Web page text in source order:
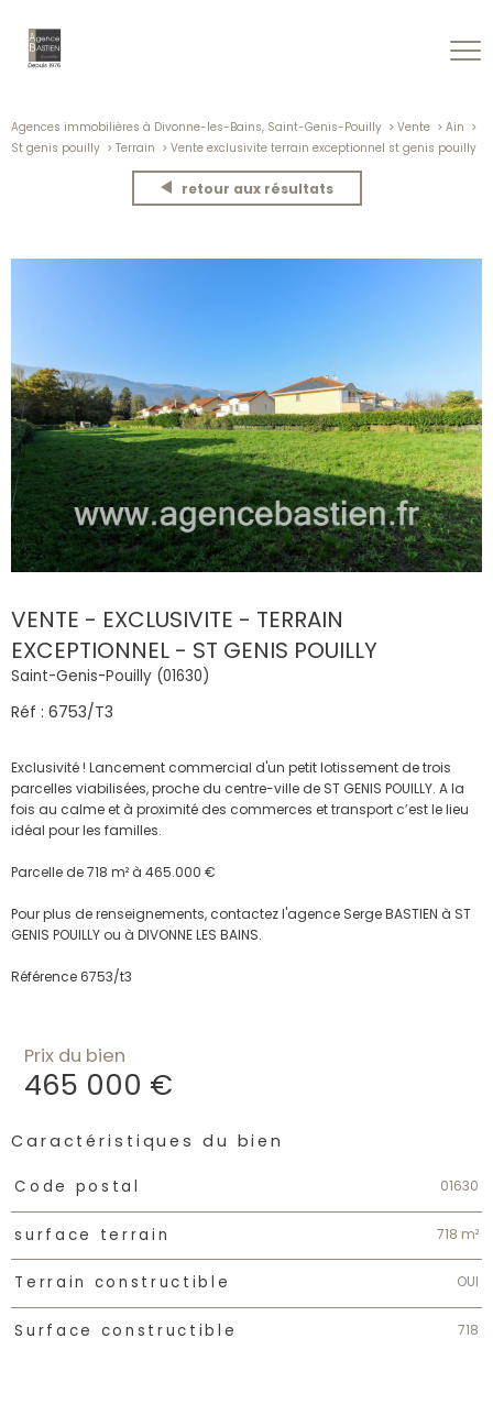
Agences immobilières à Divonne-les-Bains, Saint-Genis-Pouilly Vente
Ain
St genis pouilly
Terrain Vente exclusivite terrain exceptionnel st genis pouilly
retour aux résultats
VENTE - EXCLUSIVITE - TERRAIN
EXCEPTIONNEL - ST GENIS POUILLY
Saint-Genis-Pouilly (01630)
Réf : 6753/T3
Exclusivité ! Lancement commercial d'un petit lotissement de trois
parcelles viabilisées, proche du centre-ville de ST GENIS POUILLY. A la
fois au calme et à proximité des commerces et transport c’est le lieu
idéal pour les familles.
Parcelle de 718 m² à 465.000 €
Pour plus de renseignements, contactez l'agence Serge BASTIEN à ST
GENIS POUILLY ou à DIVONNE LES BAINS.
Référence 6753/t3
Prix du bien
465 000 €
Caractéristiques du bien
Caractéristiques Valeurs
Code postal 01630
surface terrain 718 m²
Terrain constructible OUI
Surface constructible 718